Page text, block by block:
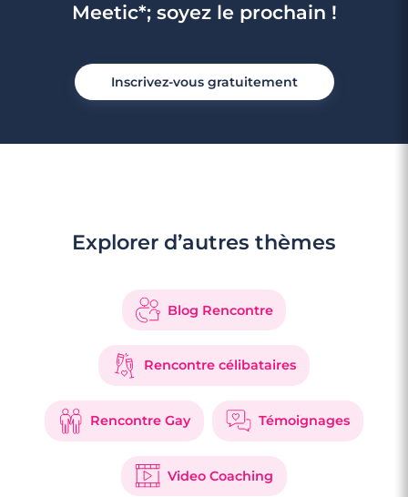
Meetic*; soyez le prochain !
Inscrivez-vous gratuitement
Explorer d’autres thèmes
Blog Rencontre
Rencontre célibataires
Rencontre Gay Témoignages
Video Coaching